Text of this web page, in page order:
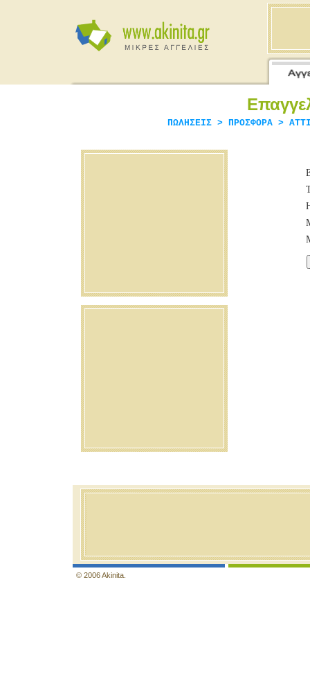
ΠΩΛΗΣΕΙΣ > ΠΡΟΣΦΟΡΑ >
© 2006 Akinita.